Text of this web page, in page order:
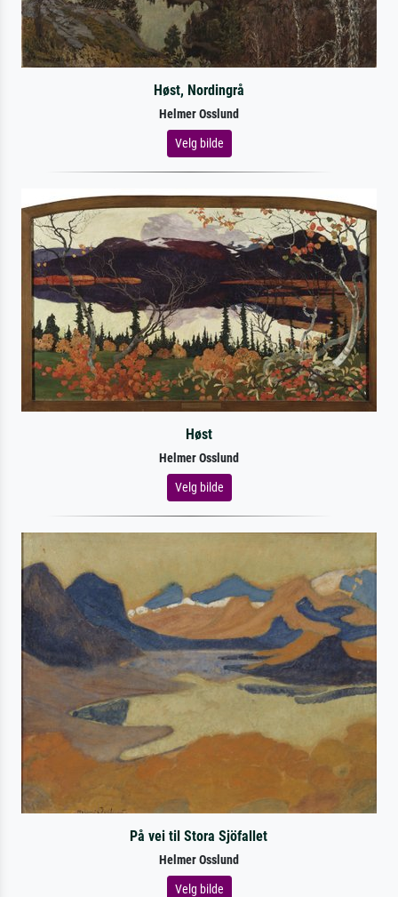
Høst, Nordingrå
Helmer Osslund
Velg bilde
Høst
Helmer Osslund
Velg bilde
På vei til Stora Sjöfallet
Helmer Osslund
Velg bilde